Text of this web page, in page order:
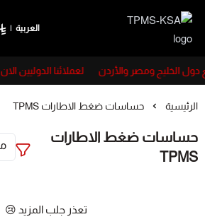
TPMS-KSA
العربية |
دول الخليج ومصر والأردن لعملائنا الدوليين
الرئيسية حساسات ضغط الاطارات TPMS
حساسات ضغط الاطارات
TPMS
تعذر جلب المزيد 😢